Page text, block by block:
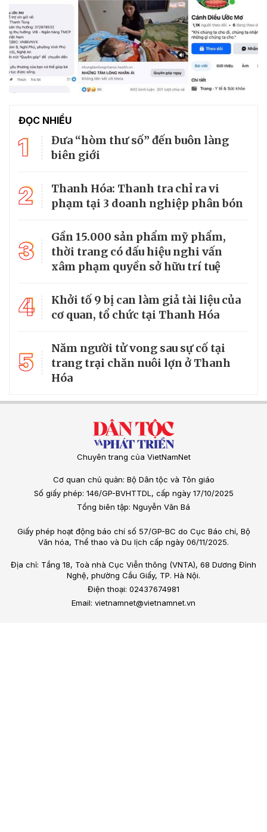
ĐỌC NHIỀU
1
Đưa “hòm thư số” đến buôn làng
biên giới
2
Thanh Hóa: Thanh tra chỉ ra vi
phạm tại 3 doanh nghiệp phân bón
3
Gần 15.000 sản phẩm mỹ phẩm,
thời trang có dấu hiệu nghi vấn
xâm phạm quyền sở hữu trí tuệ
4
Khởi tố 9 bị can làm giả tài liệu của
cơ quan, tổ chức tại Thanh Hóa
5
Năm người tử vong sau sự cố tại
trang trại chăn nuôi lợn ở Thanh
Hóa
Chuyên trang của VietNamNet
Cơ quan chủ quản: Bộ Dân tộc và Tôn giáo
Số giấy phép: 146/GP-BVHTTDL, cấp ngày 17/10/2025
Tổng biên tập: Nguyễn Văn Bá
Giấy phép hoạt động báo chí số 57/GP-BC do Cục Báo chí, Bộ
Văn hóa, Thể thao và Du lịch cấp ngày 06/11/2025.
Địa chỉ: Tầng 18, Toà nhà Cục Viễn thông (VNTA), 68 Dương Đình
Nghệ, phường Cầu Giấy, TP. Hà Nội.
Điện thoại: 02437674981
Email: vietnamnet@vietnamnet.vn